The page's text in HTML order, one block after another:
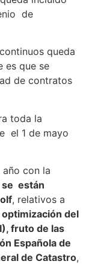
de
queda
es que se
de contratos
toda la
el 1 de mayo
año con la
se están
, relativos a
del
fruto de las
Española de
de Catastro,